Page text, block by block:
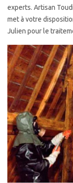
experts. Artisan
met à votre
Julien pour le